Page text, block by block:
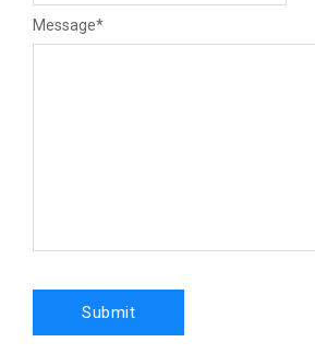
Message*